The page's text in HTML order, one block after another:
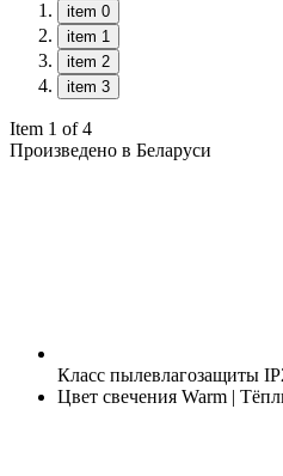
item 0
item 1
item 2
item 3
Item 1 of 4
Произведено в Беларуси
Класс пылевлагозащиты
Цвет свечения Warm |